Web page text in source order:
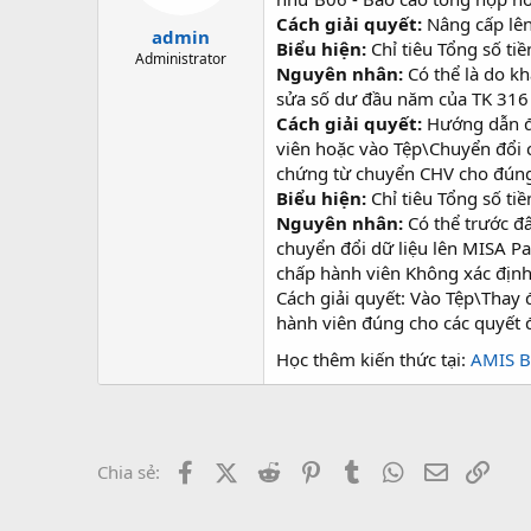
admin
Administrator
Cách giải quyết: Nâng cấp
Biểu hiện: Chỉ tiêu Tổng số
Nguyên nhân: Có thể là do
sửa số dư đầu năm của TK
Cách giải quyết: Hướng dẫn
viên hoặc vào Tệp\Chuyển
chứng từ chuyển CHV cho
Biểu hiện: Chỉ tiêu Tổng số
Nguyên nhân: Có thể trước
chuyển đổi dữ liệu lên MISA
chấp hành viên Không xác
Cách giải quyết: Vào
hành viên đúng cho các quyết
Học thêm kiến thức tại: AMIS
Chia sẻ: FacebookX (Twitter)
Reddit PinterestTumblrWhatsApp
Email